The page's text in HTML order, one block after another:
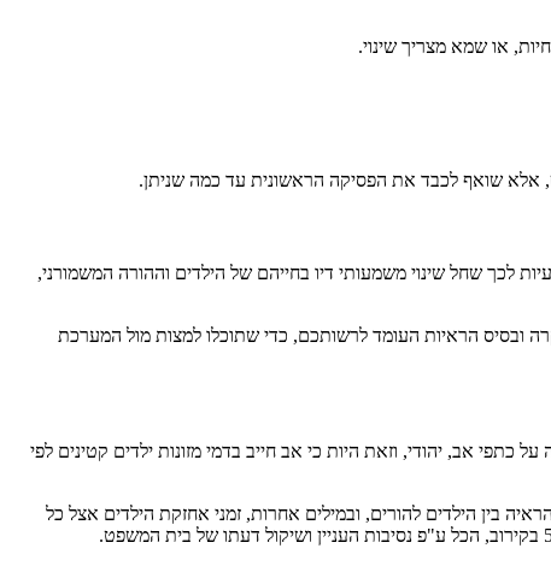
או שמא מצריך שינוי.
שואף לכבד את הפסיקה הראשונית עד כמה שניתן.
לכך שחל שינוי משמעותי דיו בחייהם של הילדים וההורה המשמורני,
ובסיס הראיות העומד לרשותכם, כדי שתוכלו למצות מול המערכת
(מזונות) תשי"ט – 1959) חובת דמי מזונות ילדים נופלת בעיקרה על כתפי אב, יהודי, וזאת היות כי אב חייב בדמי מזונות ילדים קטינים לפי
בין הילדים להורים, ובמילים אחרות, זמני אחזקת הילדים אצל כל